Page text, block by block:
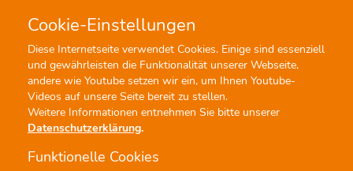
Cookie-Einstellungen
Diese Internetseite verwendet Cookies. Einige sind essenziell
und gewährleisten die Funktionalität unserer Webseite,
andere wie Youtube setzen wir ein, um Ihnen Youtube-
Videos auf unsere Seite bereit zu stellen.
Weitere Informationen entnehmen Sie bitte unserer
Datenschutzerklärung.
Funktionelle Cookies
Menü Profisuche